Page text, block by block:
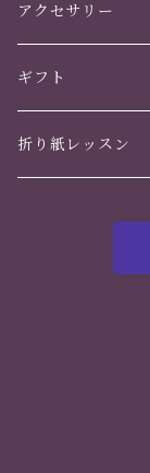
アクセサリー
かんざし
ヘアアクセサリー
ギフト
誕生日
ホワイトデー
折り紙レッスン